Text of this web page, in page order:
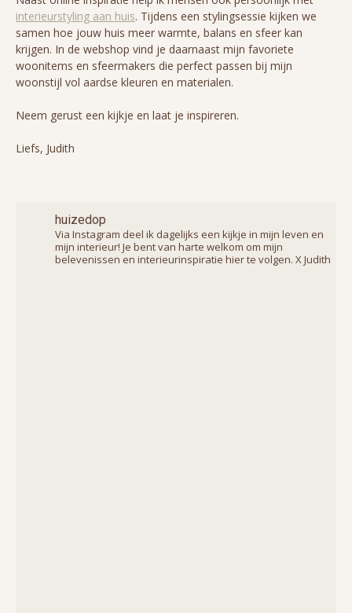
interieurstyling aan huis. Tijdens een stylingsessie kijken we
samen hoe jouw huis meer warmte, balans en sfeer kan
krijgen. In de webshop vind je daarnaast mijn favoriete
woonitems en sfeermakers die perfect passen bij mijn
woonstijl vol aardse kleuren en materialen.
Neem gerust een kijkje en laat je inspireren.
Liefs, Judith
huizedop
Via Instagram deel ik dagelijks een kijkje in mijn leven en
mijn interieur! Je bent van harte welkom om mijn
belevenissen en interieurinspiratie hier te volgen. X Judith